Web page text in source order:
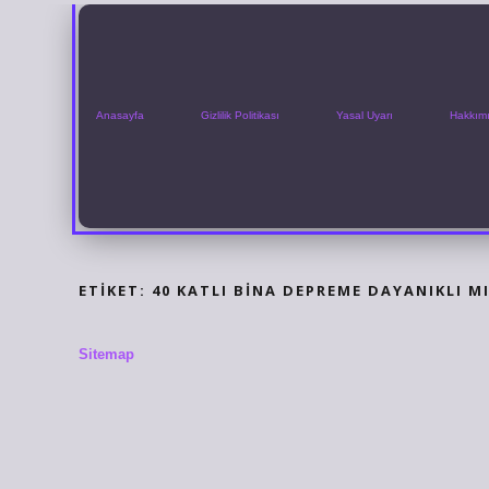
Anasayfa Gizlilik Politikası Yasal Uyarı
ETIKET: 40 KATLI BINA DEPREME DAYANIKLI MI
Sitemap